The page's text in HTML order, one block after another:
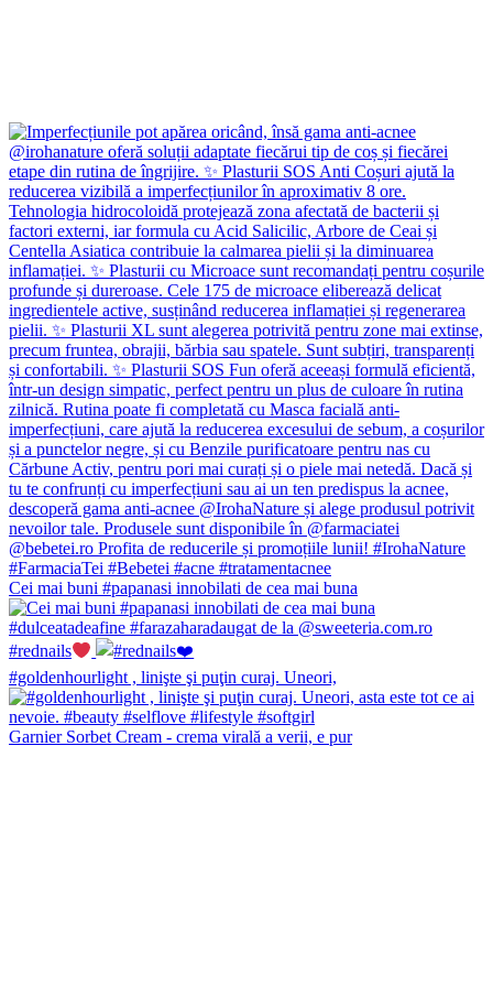
Cei mai buni #papanasi innobilati de cea mai buna
#rednails
#goldenhourlight , linişte şi puţin curaj. Uneori,
Garnier Sorbet Cream - crema virală a verii, e pur